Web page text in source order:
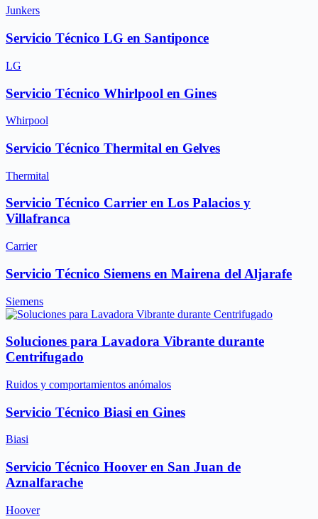
Junkers
Servicio Técnico LG en Santiponce
LG
Servicio Técnico Whirlpool en Gines
Whirpool
Servicio Técnico Thermital en Gelves
Thermital
Servicio Técnico Carrier en Los Palacios y
Villafranca
Carrier
Servicio Técnico Siemens en Mairena del Aljarafe
Siemens
Soluciones para Lavadora Vibrante durante
Centrifugado
Ruidos y comportamientos anómalos
Servicio Técnico Biasi en Gines
Biasi
Servicio Técnico Hoover en San Juan de
Aznalfarache
Hoover